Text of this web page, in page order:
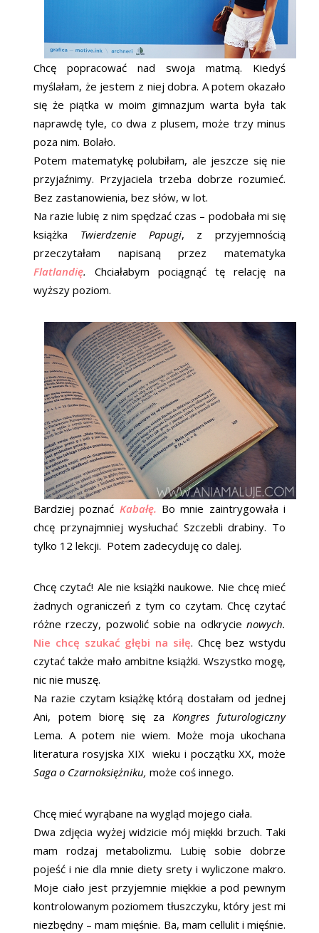
Chcę popracować nad swoja matmą. Kiedyś
myślałam, że jestem z niej dobra. A potem okazało
się że piątka w moim gimnazjum warta była tak
naprawdę tyle, co dwa z plusem, może trzy minus
poza nim. Bolało.
Potem matematykę polubiłam, ale jeszcze się nie
przyjaźnimy. Przyjaciela trzeba dobrze rozumieć.
Bez zastanowienia, bez słów, w lot.
Na razie lubię z nim spędzać czas – podobała mi się
książka Twierdzenie Papugi, z przyjemnością
przeczytałam napisaną przez matematyka
Flatlandię. Chciałabym pociągnąć tę relację na
wyższy poziom.
Bardziej poznać Kabałę. Bo mnie zaintrygowała i
chcę przynajmniej wysłuchać Szczebli drabiny. To
tylko 12 lekcji. Potem zadecyduję co dalej.
Chcę czytać! Ale nie książki naukowe. Nie chcę mieć
żadnych ograniczeń z tym co czytam. Chcę czytać
różne rzeczy, pozwolić sobie na odkrycie nowych.
Nie chcę szukać głębi na siłę. Chcę bez wstydu
czytać także mało ambitne książki. Wszystko mogę,
nic nie muszę.
Na razie czytam książkę którą dostałam od jednej
Ani, potem biorę się za Kongres futurologiczny
Lema. A potem nie wiem. Może moja ukochana
literatura rosyjska XIX wieku i początku XX, może
Saga o Czarnoksiężniku, może coś innego.
Chcę mieć wyrąbane na wygląd mojego ciała.
Dwa zdjęcia wyżej widzicie mój miękki brzuch. Taki
mam rodzaj metabolizmu. Lubię sobie dobrze
pojeść i nie dla mnie diety srety i wyliczone makro.
Moje ciało jest przyjemnie miękkie a pod pewnym
kontrolowanym poziomem tłuszczyku, który jest mi
niezbędny – mam mięśnie. Ba, mam cellulit i mięśnie.